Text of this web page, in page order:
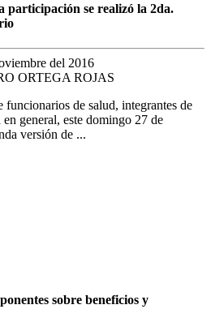
participación se realizó la 2da.
del 2016
ORTEGA ROJAS
de salud, integrantes de
general, este domingo 27 de
versión de ...
sobre beneficios y